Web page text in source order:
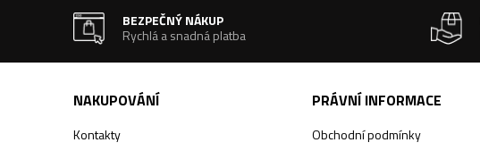
BEZPEČNÝ NÁKUP
Rychlá a snadná platba
NAKUPOVÁNÍ
Kontakty
PRÁVNÍ INFORMACE
Obchodní podmínky